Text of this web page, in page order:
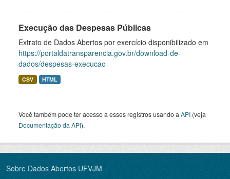
Execução das Despesas Públicas
Extrato de Dados Abertos por exercício disponibilizado em
https://portaldatransparencia.gov.br/download-de-
dados/despesas-execucao
CSV HTML
Você também pode ter acesso a esses registros usando a API (veja
Documentação da API).
Sobre Dados Abertos UFVJM